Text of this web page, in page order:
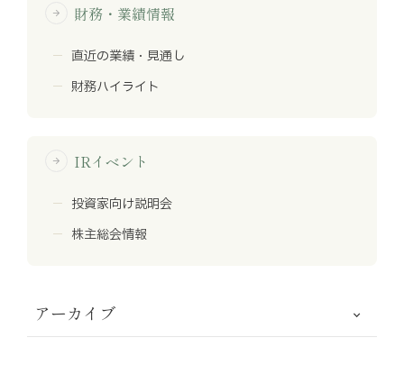
arrow_forward 財務・業績情報
直近の業績・見通し
財務ハイライト
arrow_forward IRイベント
投資家向け説明会
株主総会情報
アーカイブ